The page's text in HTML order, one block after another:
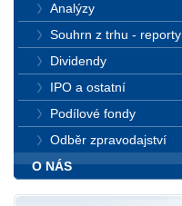
Analýzy
Souhrn z trhu - reporty
Dividendy
IPO a ostatní
Podílové fondy
Odběr zpravodajství
O NÁS